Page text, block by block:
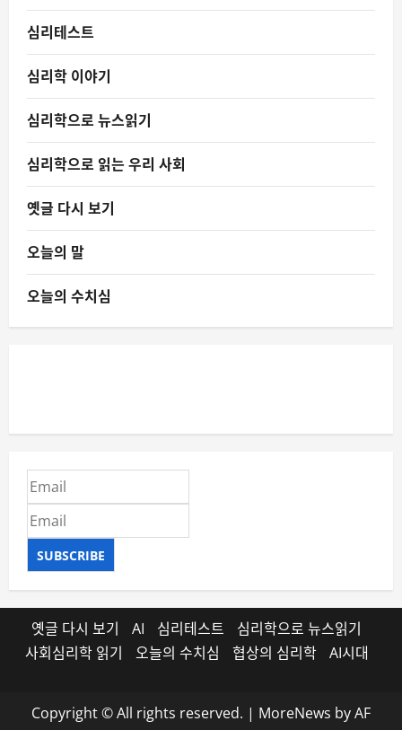
심리테스트
심리학 이야기
심리학으로 뉴스읽기
심리학으로 읽는 우리 사회
옛글 다시 보기
오늘의 말
오늘의 수치심
SUBSCRIBE
옛글 다시 보기 AI 심리테스트
심리학으로 뉴스읽기
사회심리학 읽기
오늘의 수치심 협상의 심리학 AI시대
Copyright © All rights reserved. | MoreNews by AF